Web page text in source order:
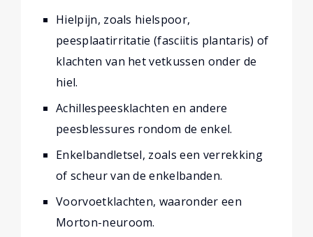
Hielpijn, zoals hielspoor,
peesplaatirritatie (fasciitis plantaris) of
klachten van het vetkussen onder de
hiel.
Achillespeesklachten en andere
peesblessures rondom de enkel.
Enkelbandletsel, zoals een verrekking
of scheur van de enkelbanden.
Voorvoetklachten, waaronder een
Morton-neuroom.